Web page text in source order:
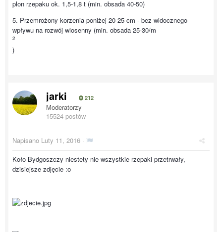
plon rzepaku ok. 1,5-1,8 t (min. obsada 40-50)
5. Przemrożony korzenia poniżej 20-25 cm - bez widocznego
wpływu na rozwój wiosenny (min. obsada 25-30/m
2
)
jarki 212
Moderatorzy
15524 postów
Napisano Luty 11, 2016 ·
Koło Bydgoszczy niestety nie wszystkie rzepaki przetrwały,
dzisiejsze zdjęcie :o